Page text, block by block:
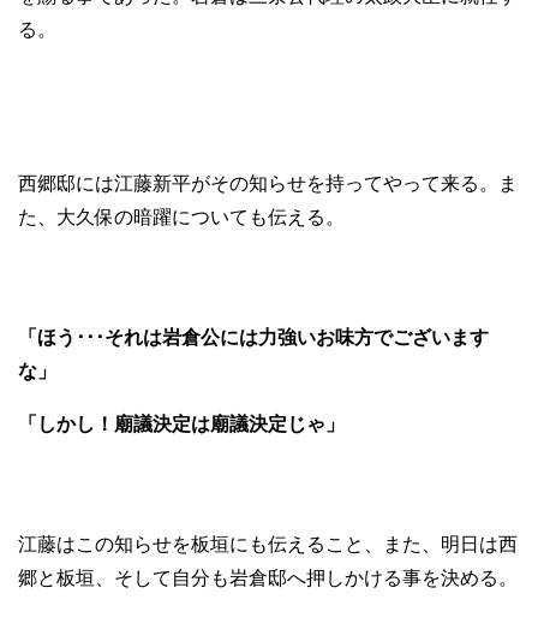
る。
西郷邸には江藤新平がその知らせを持ってやって来る。ま
た、大久保の暗躍についても伝える。
「ほう･･･それは岩倉公には力強いお味方でございます
な」
「しかし！廟議決定は廟議決定じゃ」
江藤はこの知らせを板垣にも伝えること、また、明日は西
郷と板垣、そして自分も岩倉邸へ押しかける事を決める。